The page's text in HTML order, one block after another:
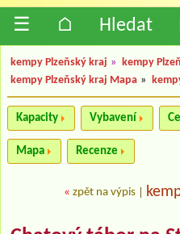
☰ ⌂ Hledat
kempy Plzeňský kraj » kempy
kempy Plzeňský kraj Mapa »
Kapacity Vybavení
Mapa Recenze
« zpět na výpis